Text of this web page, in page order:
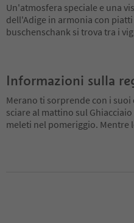
Un'atmosfera speciale e una
dell'Adige in armonia con
buschenschank si trova tra i
Informazioni sulla
Merano ti sorprende con i
sciare al mattino sul
meleti nel pomeriggio. Mentre